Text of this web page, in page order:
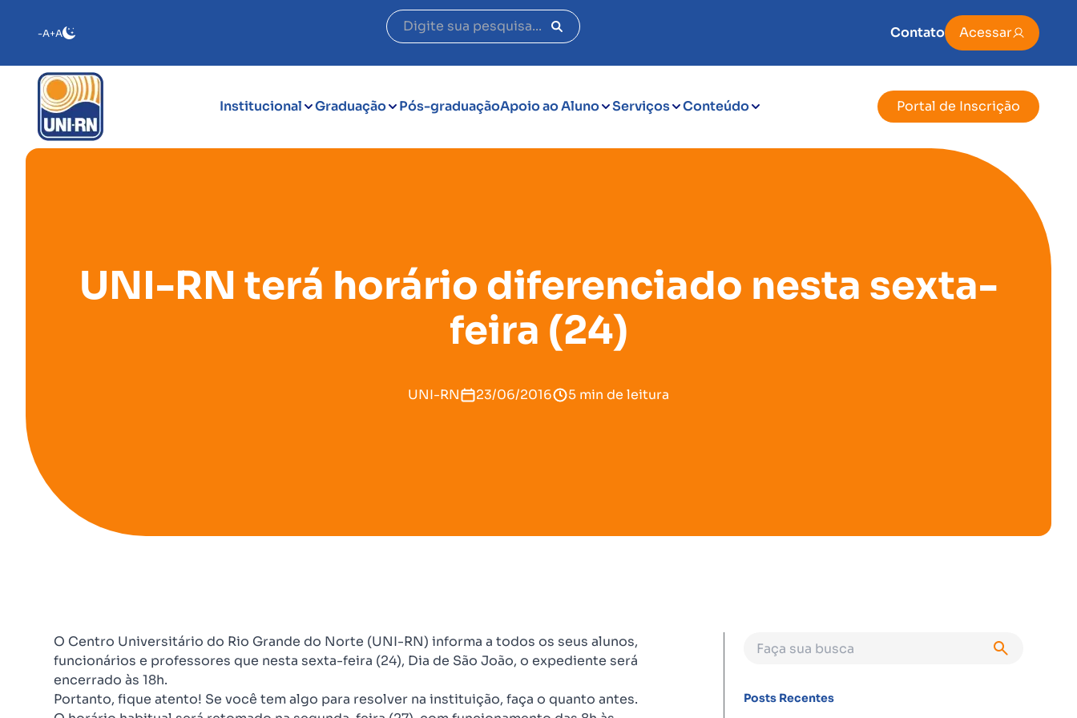
-A+A Contato Acessar
Institucional Graduação Pós-graduaçãoApoio ao Aluno Serviços Conteúdo Portal de Inscrição
UNI-RN terá horário diferenciado nesta sexta-
feira (24)
UNI-RN 23/06/2016 5 min de leitura
O Centro Universitário do Rio Grande do Norte (UNI-RN) informa a todos os seus alunos,
funcionários e professores que nesta sexta-feira (24), Dia de São João, o expediente será
encerrado às 18h.
Portanto, fique atento! Se você tem algo para resolver na instituição, faça o quanto antes.
Posts Recentes